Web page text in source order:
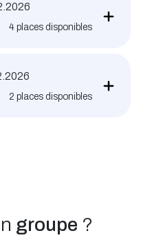
4 places disponibles
2 places disponibles
groupe ?